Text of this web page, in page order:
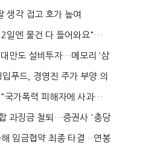
...
생각 접고 호가 높여
똘한 한 채' 20...
일엔 물건 다 들어와요"…
며 문 연 ...
만도 설비투자…메모리 ‘삼
입푸드, 경영진 주가 부양 의
...
"국가폭력 피해자에 사과…
로 진...
과징금 철퇴…증권사 '충당
려...
해 임금협약 최종 타결…연봉